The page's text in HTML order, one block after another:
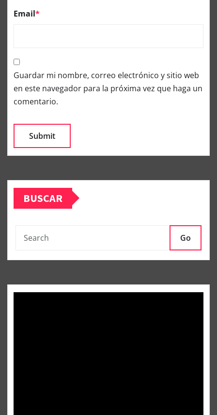
Email*
Guardar mi nombre, correo electrónico y sitio web
en este navegador para la próxima vez que haga un
comentario.
BUSCAR
Go